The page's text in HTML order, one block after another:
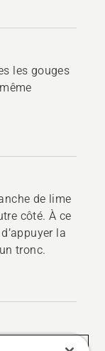
les gouges
de lime
côté. À ce
la
tronc.